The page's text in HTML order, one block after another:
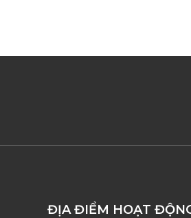
ĐỊA ĐIỂM HOẠT